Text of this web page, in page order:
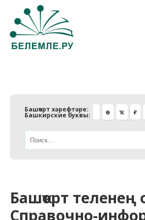
Башҡорт хәрефтәре:
Башкирские буквы: ө ҡ ғ
Башҡорт
Справочно-